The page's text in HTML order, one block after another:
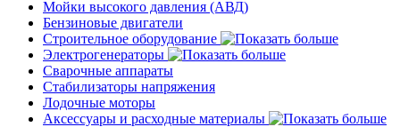
Мойки высокого давления (АВД)
Бензиновые двигатели
Строительное оборудование
Электрогенераторы
Сварочные аппараты
Стабилизаторы напряжения
Лодочные моторы
Аксессуары и расходные материалы